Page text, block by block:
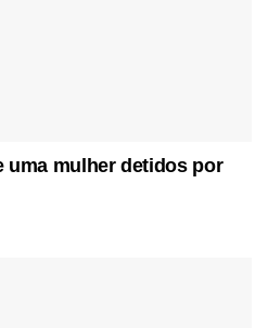
uma mulher detidos por